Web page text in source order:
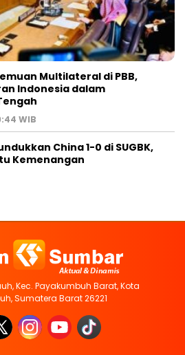
Multilateral di PBB,
Indonesia dalam
WIB
China 1-0 di SUGBK,
Kemenangan
Kec. Payakumbuh Barat, Kota
Sumatera Barat 26221